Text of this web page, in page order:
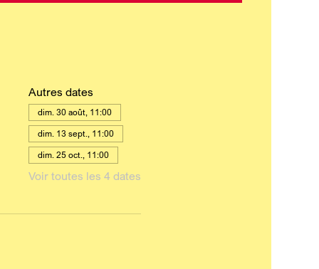
Autres dates
dim. 30 août, 11:00
dim. 13 sept., 11:00
dim. 25 oct., 11:00
Voir toutes les 4 dates